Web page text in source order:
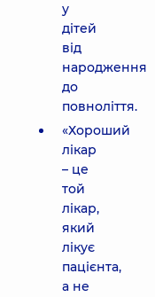
у
дітей
від
народження
до
повноліття.
«Хороший
лікар
– це
той
лікар,
який
лікує
пацієнта,
а не